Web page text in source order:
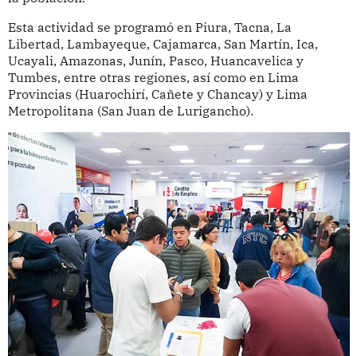
Esta actividad se programó en Piura, Tacna, La
Libertad, Lambayeque, Cajamarca, San Martín, Ica,
Ucayali, Amazonas, Junín, Pasco, Huancavelica y
Tumbes, entre otras regiones, así como en Lima
Provincias (Huarochirí, Cañete y Chancay) y Lima
Metropolitana (San Juan de Lurigancho).